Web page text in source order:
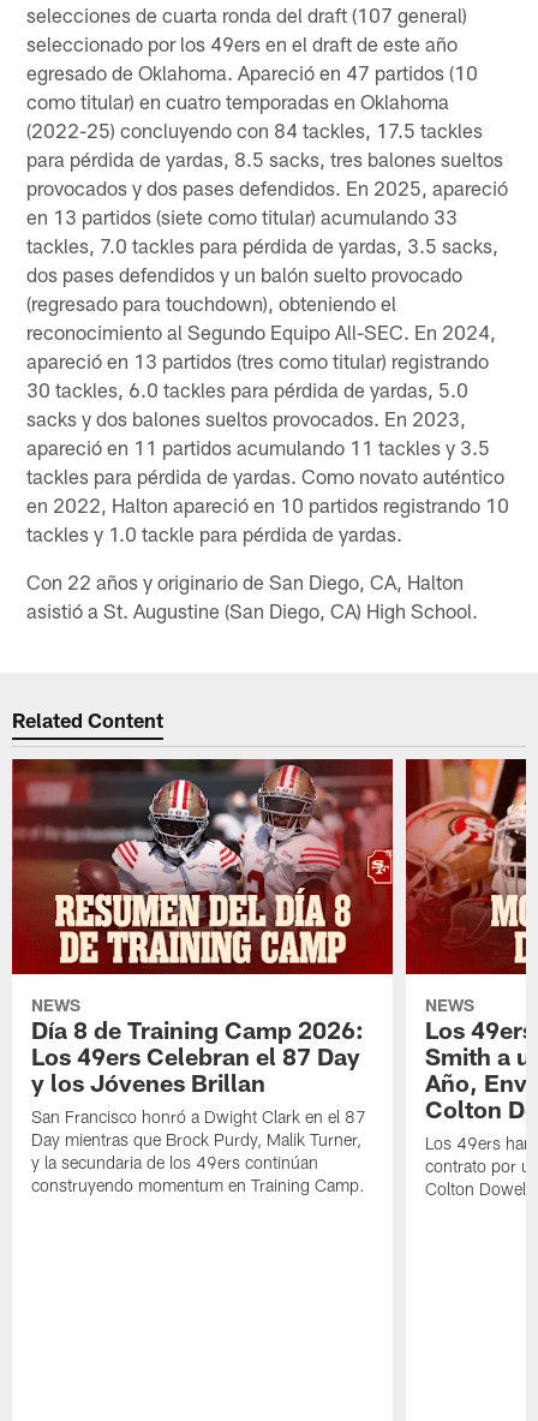
selecciones de cuarta ronda del draft (107 general)
seleccionado por los 49ers en el draft de este año
egresado de Oklahoma. Apareció en 47 partidos (10
como titular) en cuatro temporadas en Oklahoma
(2022-25) concluyendo con 84 tackles, 17.5 tackles
para pérdida de yardas, 8.5 sacks, tres balones sueltos
provocados y dos pases defendidos. En 2025, apareció
en 13 partidos (siete como titular) acumulando 33
tackles, 7.0 tackles para pérdida de yardas, 3.5 sacks,
dos pases defendidos y un balón suelto provocado
(regresado para touchdown), obteniendo el
reconocimiento al Segundo Equipo All-SEC. En 2024,
apareció en 13 partidos (tres como titular) registrando
30 tackles, 6.0 tackles para pérdida de yardas, 5.0
sacks y dos balones sueltos provocados. En 2023,
apareció en 11 partidos acumulando 11 tackles y 3.5
tackles para pérdida de yardas. Como novato auténtico
en 2022, Halton apareció en 10 partidos registrando 10
tackles y 1.0 tackle para pérdida de yardas.
Con 22 años y originario de San Diego, CA, Halton
asistió a St. Augustine (San Diego, CA) High School.
Related Content
NEWS
Día 8 de Training Camp 2026:
Los 49ers Celebran el 87 Day
y los Jóvenes Brillan
San Francisco honró a Dwight Clark en el 87
Day mientras que Brock Purdy, Malik Turner,
y la secundaria de los 49ers continúan
construyendo momentum en Training Camp.
NEWS
Los
Smith a
Año,
Colton
Los 49ers
contrato por
Colton Dowell.